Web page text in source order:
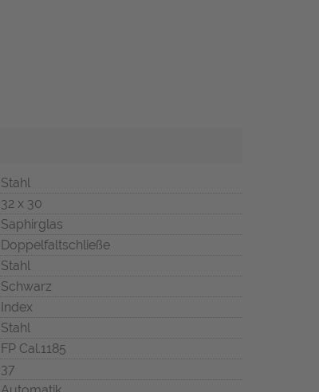
Stahl
32 x 30
Saphirglas
Doppelfaltschließe
Stahl
Schwarz
Index
Stahl
FP Cal.1185
37